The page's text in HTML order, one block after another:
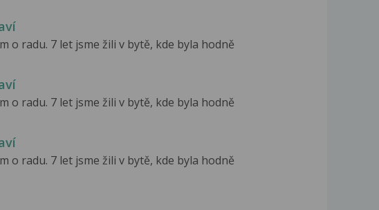
o radu. 7 let jsme žili v bytě, kde byla hodně
o radu. 7 let jsme žili v bytě, kde byla hodně
o radu. 7 let jsme žili v bytě, kde byla hodně